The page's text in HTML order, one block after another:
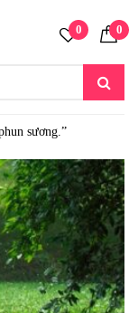
0 0
sương.”